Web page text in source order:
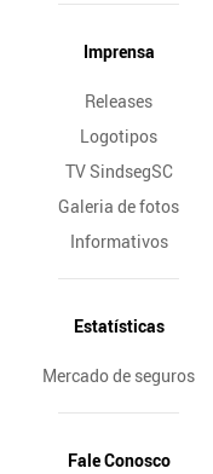
Imprensa
Releases
Logotipos
TV SindsegSC
Galeria de fotos
Informativos
Estatísticas
Mercado de seguros
Fale Conosco